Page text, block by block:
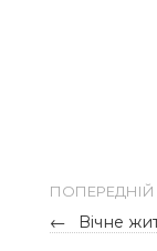
← Вічне